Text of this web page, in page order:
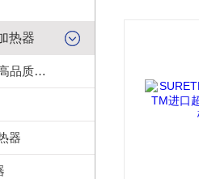
热器
利德NIEDOX系列高品质轴承加热器
器